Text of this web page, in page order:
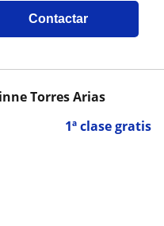
Contactar
1ª clase gratis
Torres Arias